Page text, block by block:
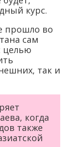
курс.
прошло во
сам
целью
так и
когда
также